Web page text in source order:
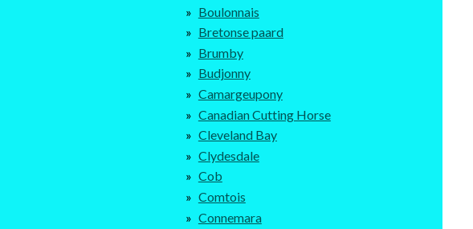
Boulonnais
Bretonse paard
Brumby
Budjonny
Camargeupony
Canadian Cutting Horse
Cleveland Bay
Clydesdale
Cob
Comtois
Connemara